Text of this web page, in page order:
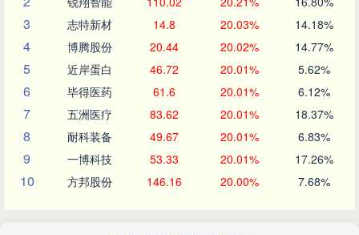
3 志特新材 14.8 20.03% 14.18%
4 博腾股份 20.44 20.02% 14.77%
5 近岸蛋白 46.72 20.01% 5.62%
6 毕得医药 61.6 20.01% 6.12%
7 五洲医疗 83.62 20.01% 18.37%
8 耐科装备 49.67 20.01% 6.83%
9 一博科技 53.33 20.01% 17.26%
10 方邦股份 146.16 20.00% 7.68%